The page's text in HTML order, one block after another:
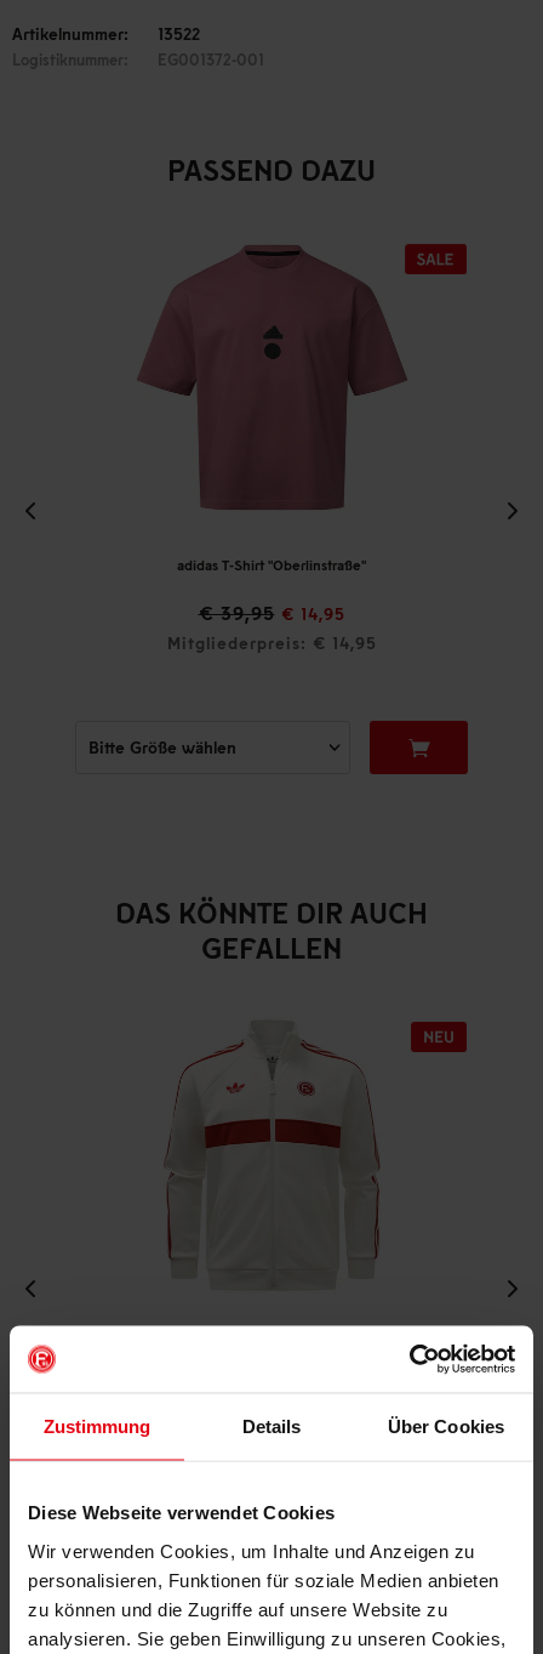
Zustimmung Details Über Cookies
Diese Webseite verwendet Cookies
Wir verwenden Cookies, um Inhalte und Anzeigen zu
personalisieren, Funktionen für soziale Medien anbieten
zu können und die Zugriffe auf unsere Website zu
analysieren. Sie geben Einwilligung zu unseren Cookies,
Artikelnummer: 13522
Logistiknummer: EG001372-001
PASSEND DAZU
adidas T-Shirt "Oberlinstraße"
€ 39,95 € 14,95
Mitgliederpreis: € 14,95
DAS KÖNNTE DIR AUCH
GEFALLEN
Fortuna x adidas Trackjacket "Originals" Off-White
Mitgliederpreis: € 89,96